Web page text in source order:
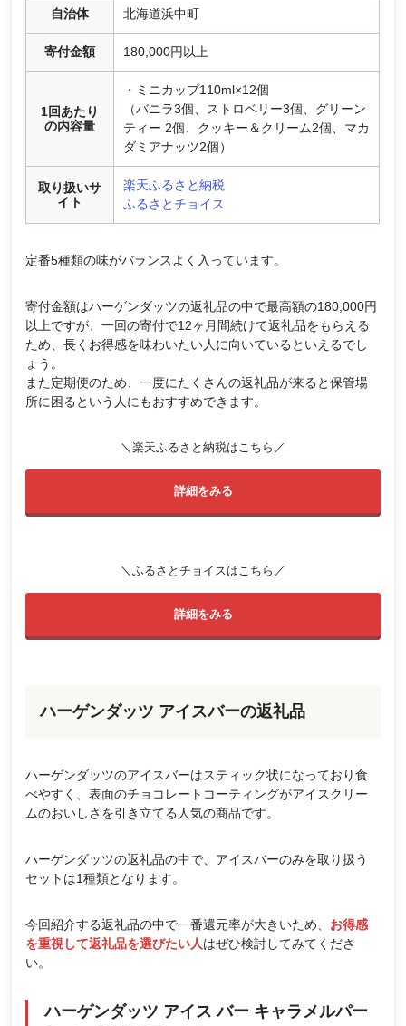
自治体 北海道浜中町
寄付金額 180,000円以上
1回あたり
の内容量
・ミニカップ110ml×12個
（バニラ3個、ストロベリー3個、グリーン
ティー 2個、クッキー＆クリーム2個、マカ
ダミアナッツ2個）
取り扱いサ
イト
楽天ふるさと納税
ふるさとチョイス
定番5種類の味がバランスよく入っています。
寄付金額はハーゲンダッツの返礼品の中で最高額の180,000円
以上ですが、一回の寄付で12ヶ月間続けて返礼品をもらえる
ため、長くお得感を味わいたい人に向いているといえるでし
ょう。
また定期便のため、一度にたくさんの返礼品が来ると保管場
所に困るという人にもおすすめできます。
＼楽天ふるさと納税はこちら／
詳細をみる
＼ふるさとチョイスはこちら／
詳細をみる
ハーゲンダッツ アイスバーの返礼品
ハーゲンダッツのアイスバーはスティック状になっており食
べやすく、表面のチョコレートコーティングがアイスクリー
ムのおいしさを引き立てる人気の商品です。
ハーゲンダッツの返礼品の中で、アイスバーのみを取り扱う
セットは1種類となります。
今回紹介する返礼品の中で一番還元率が大きいため、 お得感
を重視して返礼品を選びたい人はぜひ検討してみてくださ
い。
ハーゲンダッツ アイス バー キャラメルパー